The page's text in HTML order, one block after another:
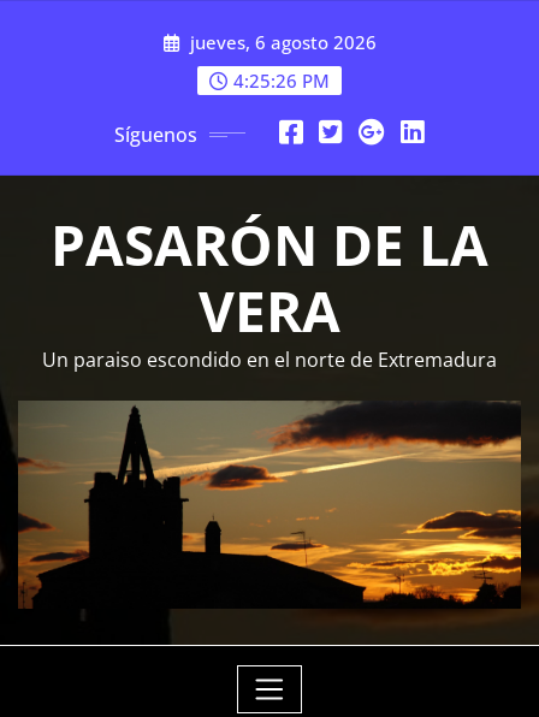
jueves, 6 agosto 2026
4:25:27 PM
Síguenos
PASARÓN DE LA
VERA
Un paraiso escondido en el norte de Extremadura